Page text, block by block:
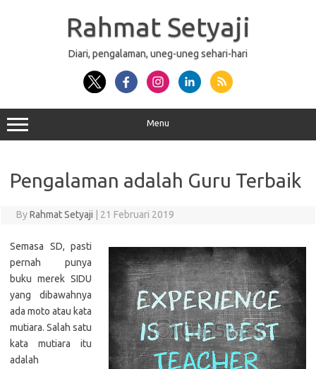
Rahmat Setyaji
Diari, pengalaman, uneg-uneg sehari-hari
Menu
Pengalaman adalah Guru Terbaik
ByRahmat Setyaji 21 Februari 2019
Semasa SD, pasti
pernah punya
buku merek SIDU
yang dibawahnya
ada moto atau kata
mutiara. Salah satu
kata mutiara itu
adalah